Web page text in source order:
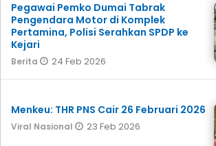
Pegawai Pemko Dumai Tabrak
Pengendara Motor di Komplek
Pertamina, Polisi Serahkan SPDP ke
Kejari
Berita 24 Feb 2026
Menkeu: THR PNS Cair 26 Februari 2026
Viral Nasional 23 Feb 2026